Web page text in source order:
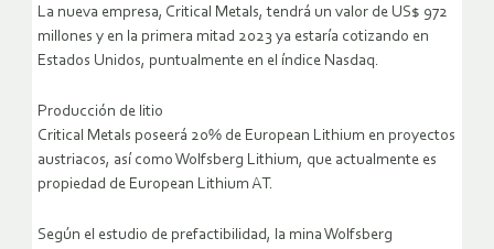
La nueva empresa, Critical Metals, tendrá un valor de US$ 972
millones y en la primera mitad 2023 ya estaría cotizando en
Estados Unidos, puntualmente en el índice Nasdaq.
Producción de litio
Critical Metals poseerá 20% de European Lithium en proyectos
austriacos, así como Wolfsberg Lithium, que actualmente es
propiedad de European Lithium AT.
Según el estudio de prefactibilidad, la mina Wolfsberg